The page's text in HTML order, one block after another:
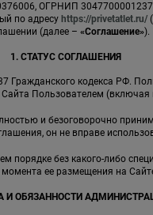
ОГРНИП
по адресу https://privetatlet.ru/
(далее – «Соглашение»).
1. СТАТУС СОГЛАШЕНИЯ
Гражданского кодекса РФ.
Пользователем (включая
и безоговорочно
он не вправе
без какого-либо
момента ее размещения на
И ОБЯЗАННОСТИ